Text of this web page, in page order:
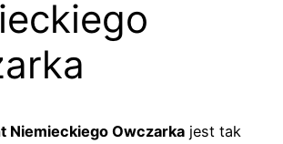
Niemieckiego Owczarka jest tak